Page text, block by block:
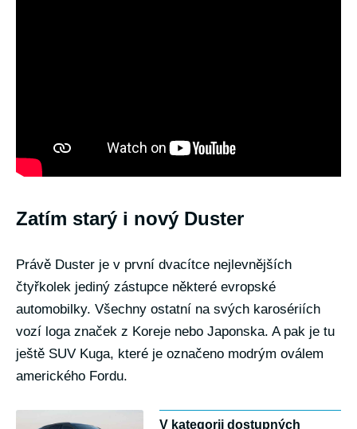
Zatím starý i nový Duster
Právě Duster je v první dvacítce nejlevnějších
čtyřkolek jediný zástupce některé evropské
automobilky. Všechny ostatní na svých karosériích
vozí loga značek z Koreje nebo Japonska. A pak je tu
ještě SUV Kuga, které je označeno modrým oválem
amerického Fordu.
V kategorii dostupných